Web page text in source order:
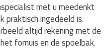
met u meedenkt
praktisch ingedeeld is.
altijd rekening met de
fornuis en de spoelbak.